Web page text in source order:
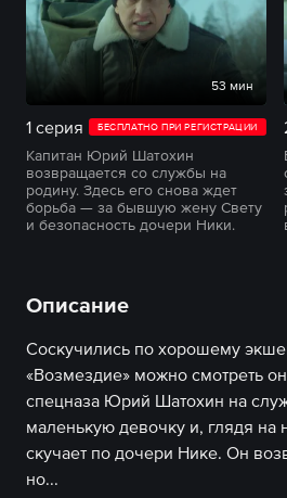
53 мин
1 серия БЕСПЛАТНО ПРИ РЕГИСТРАЦИИ
Капитан Юрий Шатохин
возвращается со службы на
родину. Здесь его снова ждет
борьба — за бывшую жену Свету
и безопасность дочери Ники.
Описание
Соскучились по хорошему
«Возмездие» можно смотреть
спецназа Юрий Шатохин на
маленькую девочку и, глядя на
скучает по дочери Нике. Он
но...